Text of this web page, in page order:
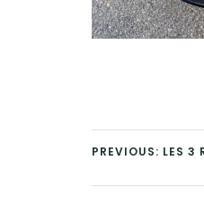
PREVIOUS: LES 3